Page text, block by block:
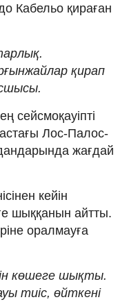
Кабельо қираған
қирап
сейсмоқауіпті
Лос-Палос-
жағдай
кейін
шыққанын айтты.
оралмауға
көшеге шықты.
тиіс, өйткені